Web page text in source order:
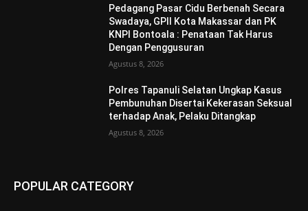
Pedagang Pasar Cidu Berbenah Secara
Swadaya, GPII Kota Makassar dan PK
KNPI Bontoala : Penataan Tak Harus
Dengan Penggusuran
Agustus 8, 2026
Polres Tapanuli Selatan Ungkap Kasus
Pembunuhan Disertai Kekerasan Seksual
terhadap Anak, Pelaku Ditangkap
Agustus 8, 2026
POPULAR CATEGORY